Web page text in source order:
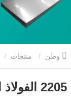
منتجات
المقاوم للصدأ الأسلاك
2205 الفولاذ المقاوم للصدأ الأسلاك